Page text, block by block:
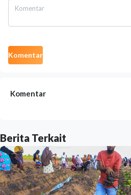
Komentar
Komentar
Berita Terkait